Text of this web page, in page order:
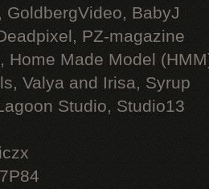
GoldbergVideo, BabyJ
PZ-magazine
Home Made Model
Valya and Irisa, Syrup
Studio, Studio13